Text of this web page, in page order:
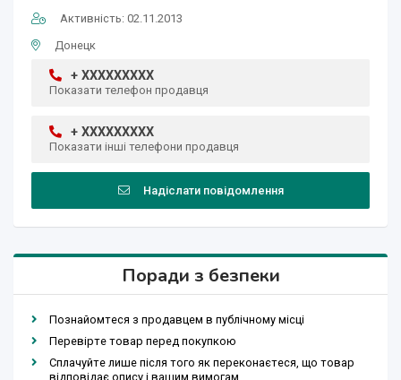
Активність: 02.11.2013
Донецк
+ XXXXXXXXX
Показати телефон продавця
+ XXXXXXXXX
Показати інші телефони продавця
Надіслати повідомлення
Поради з безпеки
Познайомтеся з продавцем в публічному місці
Перевірте товар перед покупкою
Сплачуйте лише після того як переконаєтеся, що товар
відповідає опису і вашим вимогам